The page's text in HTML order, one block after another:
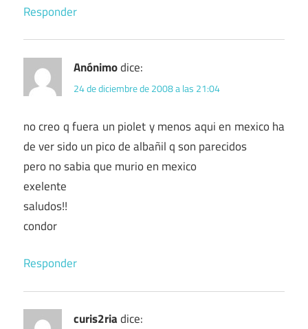
Responder
Anónimodice:
24 de diciembre de 2008 a las 21:04
no creo q fuera un piolet y menos aqui en mexico ha
de ver sido un pico de albañil q son parecidos
pero no sabia que murio en mexico
exelente
saludos!!
condor
Responder
curis2riadice: